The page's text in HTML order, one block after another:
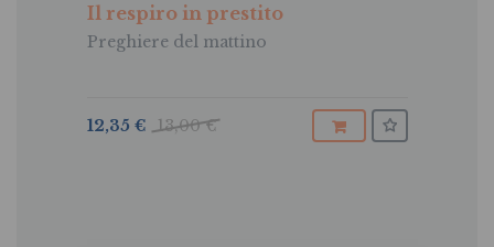
Il respiro in prestito
Preghiere del mattino
13,00 €
12,35 €